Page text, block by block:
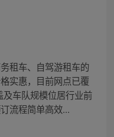
租车、自驾游租车的
实惠，目前网点已覆
车队规模位居行业前
流程简单高效...